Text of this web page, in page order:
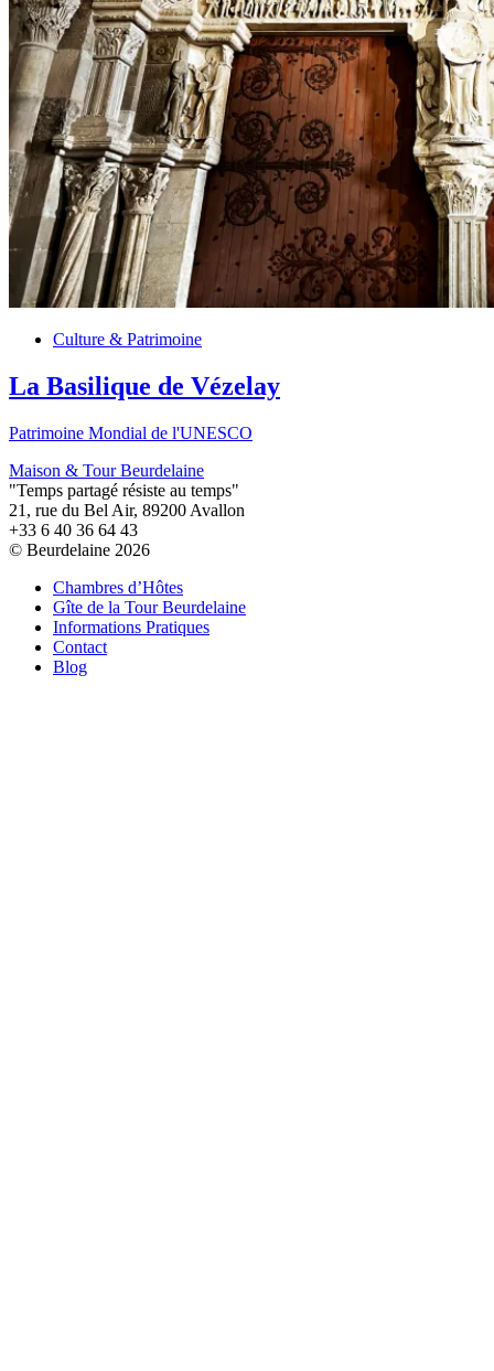
Culture & Patrimoine
La Basilique de Vézelay
Patrimoine Mondial de l'UNESCO
Maison & Tour Beurdelaine
"Temps partagé résiste au temps"
21, rue du Bel Air, 89200 Avallon
+33 6 40 36 64 43
© Beurdelaine 2026
Chambres d’Hôtes
Gîte de la Tour Beurdelaine
Informations Pratiques
Contact
Blog